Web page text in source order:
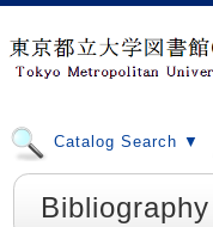
Catalog Search ▼